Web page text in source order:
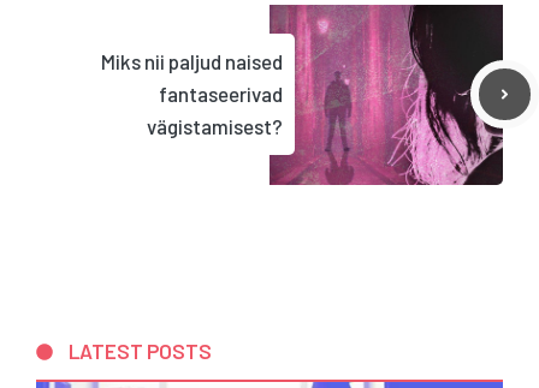
Miks nii paljud naised
fantaseerivad
vägistamisest?
LATEST POSTS